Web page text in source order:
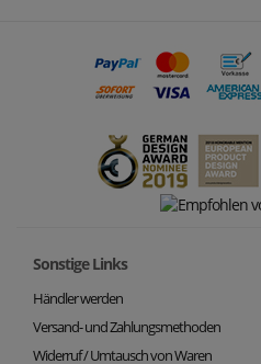
Sonstige Links
Händler werden
Versand- und Zahlungsmethoden
Widerruf / Umtausch von Waren